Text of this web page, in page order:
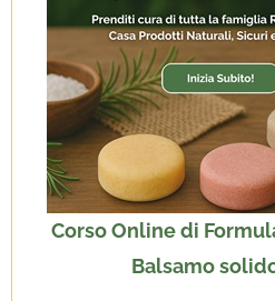
Corso Online di
Balsamo